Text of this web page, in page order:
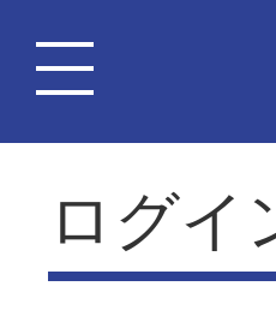
ログイ